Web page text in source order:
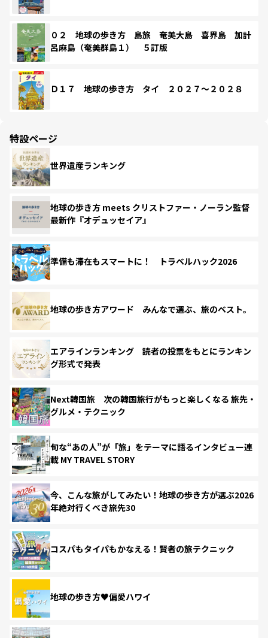
０２ 地球の歩き方 島旅 奄美大島 喜界島 加計
呂麻島（奄美群島１） ５訂版
Ｄ１７ 地球の歩き方 タイ ２０２７～２０２８
特設ページ
世界遺産ランキング
地球の歩き方 meets クリストファー・ノーラン監督
最新作『オデュッセイア』
準備も滞在もスマートに！ トラベルハック2026
地球の歩き方アワード みんなで選ぶ、旅のベスト。
エアラインランキング 読者の投票をもとにランキン
グ形式で発表
Next韓国旅 次の韓国旅行がもっと楽しくなる 旅先・
グルメ・テクニック
旬な“あの人”が「旅」をテーマに語るインタビュー連
載 MY TRAVEL STORY
今、こんな旅がしてみたい！地球の歩き方が選ぶ2026
年絶対行くべき旅先30
コスパもタイパもかなえる！賢者の旅テクニック
地球の歩き方♥偏愛ハワイ